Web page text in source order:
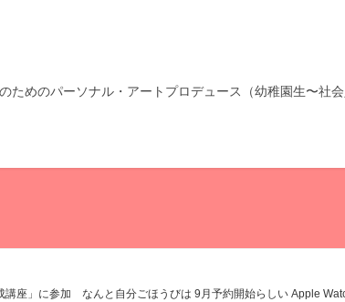
ためのパーソナル・アートプロデュース（幼稚園生〜社会
講座」に参加 なんと自分ごほうびは 9月予約開始らしい Apple